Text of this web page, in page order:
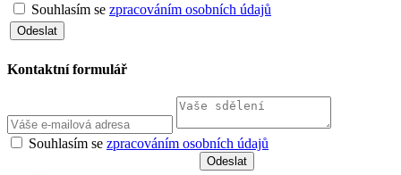
Souhlasím se zpracováním osobních údajů
Kontaktní formulář
Souhlasím se zpracováním osobních údajů